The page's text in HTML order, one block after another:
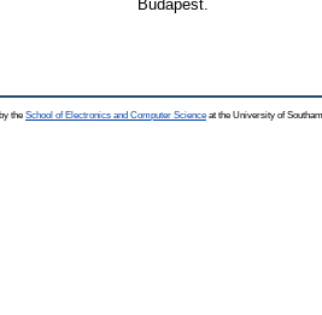
Budapest.
the School of Electronics and Computer Science at the University of